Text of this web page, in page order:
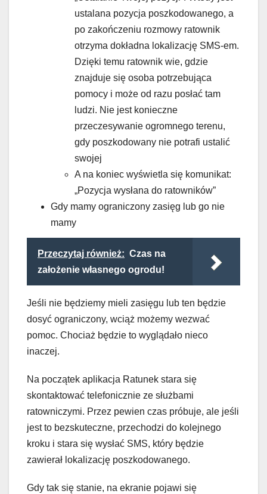
ustalana pozycja poszkodowanego, a
po zakończeniu rozmowy ratownik
otrzyma dokładna lokalizację SMS-em.
Dzięki temu ratownik wie, gdzie
znajduje się osoba potrzebująca
pomocy i może od razu posłać tam
ludzi. Nie jest konieczne
przeczesywanie ogromnego terenu,
gdy poszkodowany nie potrafi ustalić
swojej
A na koniec wyświetla się komunikat:
„Pozycja wysłana do ratowników”
Gdy mamy ograniczony zasięg lub go nie
mamy
Przeczytaj również: Czas na
założenie własnego ogrodu!
Jeśli nie będziemy mieli zasięgu lub ten będzie
dosyć ograniczony, wciąż możemy wezwać
pomoc. Chociaż będzie to wyglądało nieco
inaczej.
Na początek aplikacja Ratunek stara się
skontaktować telefonicznie ze służbami
ratowniczymi. Przez pewien czas próbuje, ale jeśli
jest to bezskuteczne, przechodzi do kolejnego
kroku i stara się wysłać SMS, który będzie
zawierał lokalizację poszkodowanego.
Gdy tak się stanie, na ekranie pojawi się